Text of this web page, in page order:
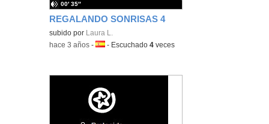
REGALANDO SONRISAS 4
subido por Laura L.
00′ 35″
-hace 3 años -Idioma:
- Escuchado4 veces